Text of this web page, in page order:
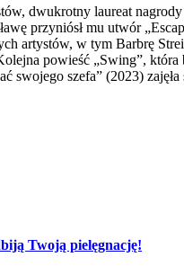
dwukrotny laureat
przyniósł mu utwór
artystów, w tym Barbrę
powieść „Swing”,
swojego szefa” (2023)
Twoją pielęgnację!